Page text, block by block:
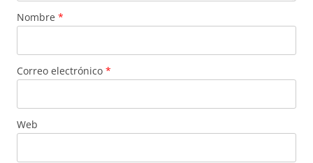
Nombre *
Correo electrónico *
Web